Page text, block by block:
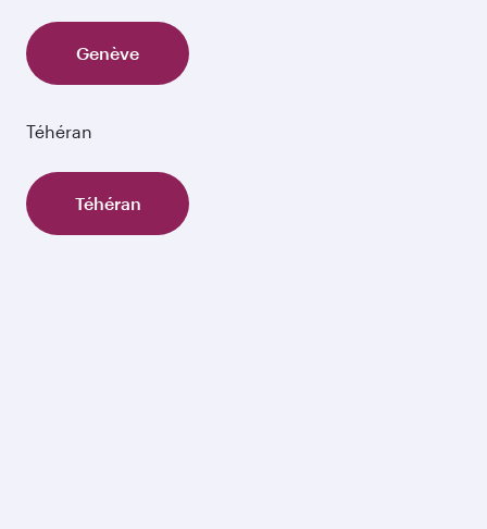
Genève
Téhéran
Téhéran